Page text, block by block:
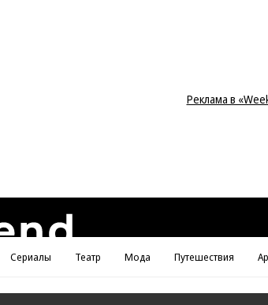
Реклама в
Сериалы Театр Мода Путешествия